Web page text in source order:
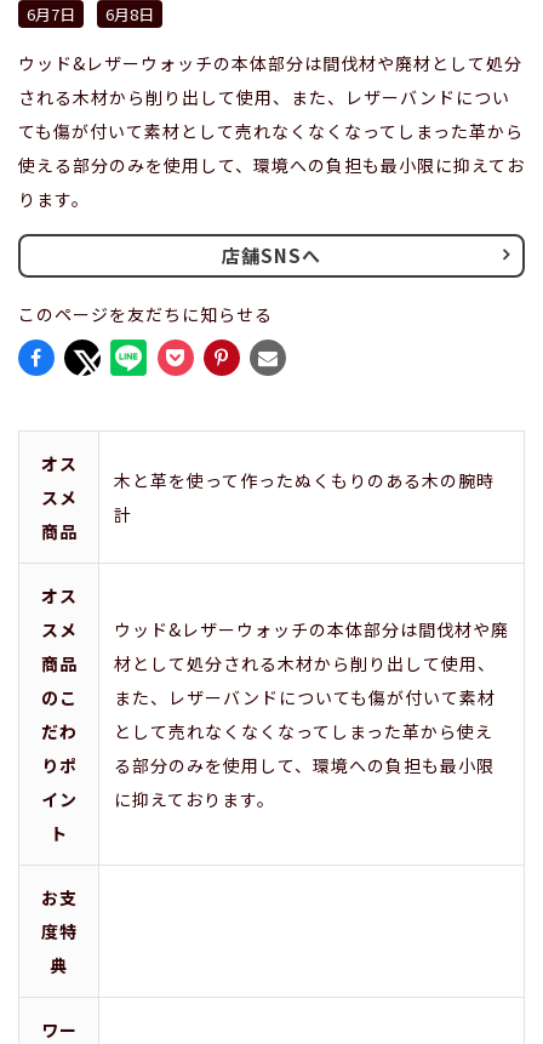
6月7日
6月8日
ウッド&レザーウォッチの本体部分は間伐材や廃材として処分
される木材から削り出して使用、また、レザーバンドについ
ても傷が付いて素材として売れなくなくなってしまった革から
使える部分のみを使用して、環境への負担も最小限に抑えてお
ります。
店舗SNSへ
このページを友だちに知らせる
オス
スメ
商品
木と革を使って作ったぬくもりのある木の腕時
計
オス
スメ
商品
のこ
だわ
りポ
イン
ト
ウッド&レザーウォッチの本体部分は間伐材や廃
材として処分される木材から削り出して使用、
また、レザーバンドについても傷が付いて素材
として売れなくなくなってしまった革から使え
る部分のみを使用して、環境への負担も最小限
に抑えております。
お支
度特
典
ワー